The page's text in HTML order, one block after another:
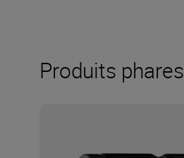
Produits phares